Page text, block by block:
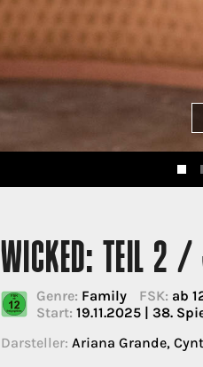
WICKED: TEIL 2 /
Genre: Family FSK: ab
Start: 19.11.2025 | 38.
Darsteller: Ariana Grande,